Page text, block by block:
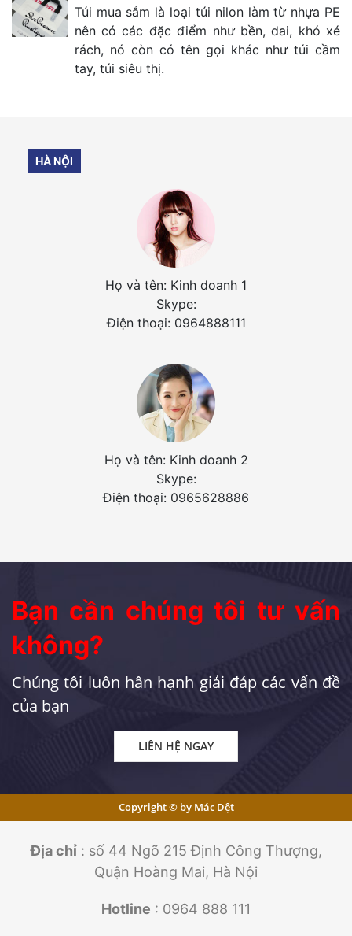
Túi mua sắm là loại túi nilon làm từ nhựa PE
nên có các đặc điểm như bền, dai, khó xé
rách, nó còn có tên gọi khác như túi cầm
tay, túi siêu thị.
HÀ NỘI
Họ và tên: Kinh doanh 1
Skype:
Điện thoại: 0964888111
Họ và tên: Kinh doanh 2
Skype:
Điện thoại: 0965628886
Bạn cần chúng tôi tư vấn
không?
Chúng tôi luôn hân hạnh giải đáp các vấn đề
của bạn
LIÊN HỆ NGAY
Copyright © by Mác Dệt
Địa chỉ: số 44 Ngõ 215 Định Công Thượng,
Quận Hoàng Mai, Hà Nội
Hotline : 0964 888 111